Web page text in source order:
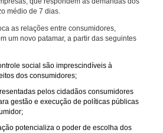
médio de 7 dias.
as relações entre consumidores,
um novo patamar, a partir das seguintes
social são imprescindíveis à
dos consumidores;
pelos cidadãos consumidores
gestão e execução de políticas públicas
potencializa o poder de escolha dos